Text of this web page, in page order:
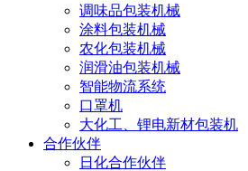
调味品包装机械
涂料包装机械
农化包装机械
润滑油包装机械
智能物流系统
口罩机
大化工、锂电新材包装机
合作伙伴
日化合作伙伴